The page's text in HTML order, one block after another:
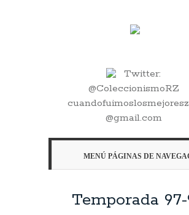
Twitter:
@ColeccionismoRZ
@gmail.com
MENÚ PÁGINAS DE
Temporada